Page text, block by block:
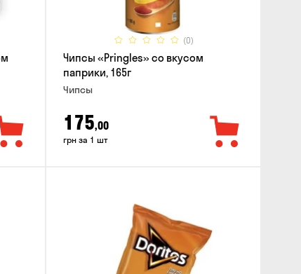
(0)
Чипсы «Pringles» со вкусом
паприки, 165г
Чипсы
175,00
грн за 1 шт